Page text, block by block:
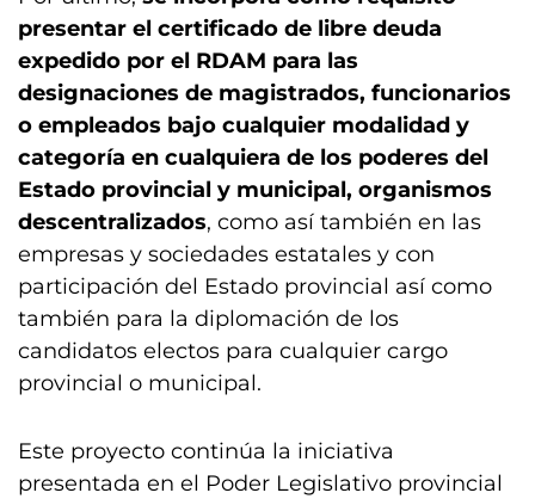
presentar el certificado de libre deuda
expedido por el RDAM para las
designaciones de magistrados, funcionarios
o empleados bajo cualquier modalidad y
categoría en cualquiera de los poderes del
Estado provincial y municipal, organismos
descentralizados, como así también en las
empresas y sociedades estatales y con
participación del Estado provincial así como
también para la diplomación de los
candidatos electos para cualquier cargo
provincial o municipal.
Este proyecto continúa la iniciativa
presentada en el Poder Legislativo provincial